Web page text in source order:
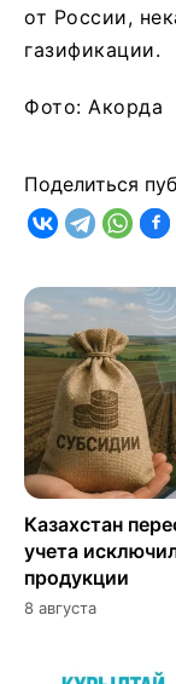
от России,
газификации.
Фото: Акорда
Поделиться
Казахстан
учета
продукции
8 августа